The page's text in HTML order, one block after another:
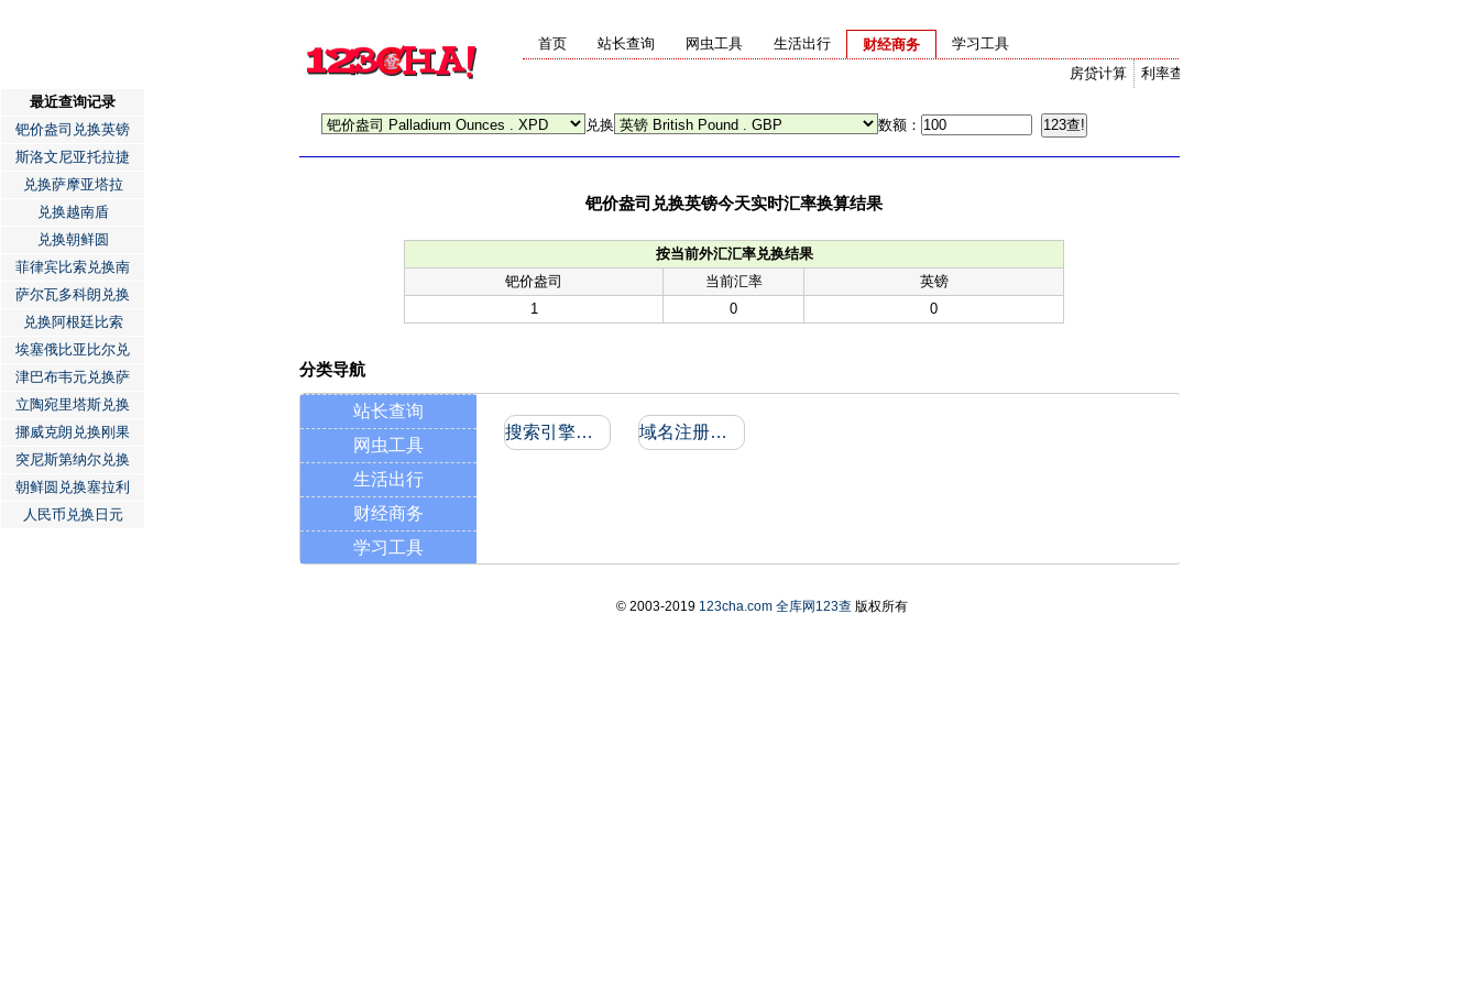
首页 站长查询 网虫工具 生活出行
财经商务
利率查询
房贷计算
学习工具
兑换 数额：
钯价盎司兑换英镑今天实时汇率换算结果
按当前外汇汇率兑换结果
钯价盎司
当前汇率
英镑
1
0 0
最近查询记录
钯价盎司兑换英镑
斯洛文尼亚托拉捷
兑换萨摩亚塔拉
兑换越南盾
兑换朝鲜圆
菲律宾比索兑换南
萨尔瓦多科朗兑换
兑换阿根廷比索
埃塞俄比亚比尔兑
津巴布韦元兑换萨
立陶宛里塔斯兑换
挪威克朗兑换刚果
突尼斯第纳尔兑换
朝鲜圆兑换塞拉利
人民币兑换日元
分类导航
站长查询
网虫工具
生活出行
财经商务
学习工具
搜索引擎收录和反向链接 域名注册信息
© 2003-2019 123cha.com 全库网123查版权所有